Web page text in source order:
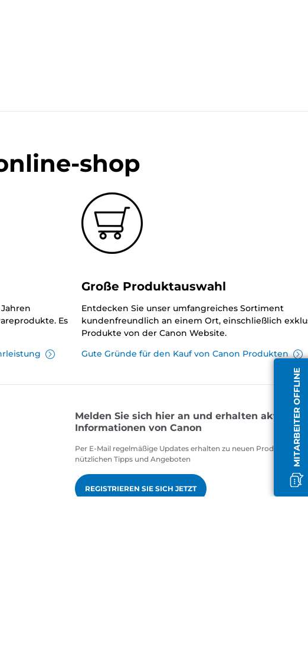
MITARBEITER OFFLINE
shop
Es
Große Produktauswahl
Entdecken Sie unser umfangreiches Sortiment
kundenfreundlich an einem Ort, einschließlich
Produkte von der Canon Website.
Gute Gründe für den Kauf von Canon Produkten
Melden Sie sich hier an und erhalten aktuelle
Informationen von Canon
Per E-Mail regelmäßige Updates erhalten zu neuen Produkten,
nützlichen Tipps und Angeboten
REGISTRIEREN SIE SICH JETZT